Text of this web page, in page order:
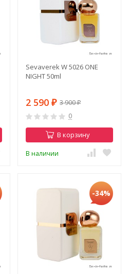
Sevaverek W 5026 ONE
NIGHT 50ml
2 590 ₽ 3 900₽
0
В корзину
В наличии
-34%